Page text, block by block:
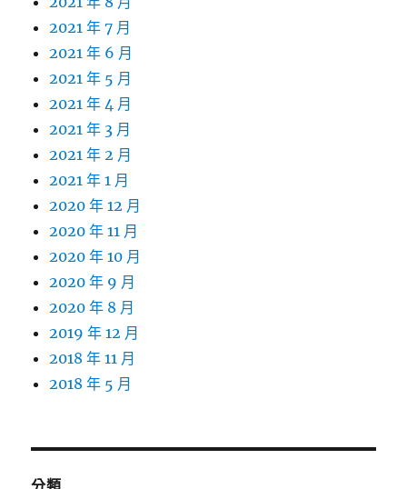
2021 年 7 月
2021 年 6 月
2021 年 5 月
2021 年 4 月
2021 年 3 月
2021 年 2 月
2021 年 1 月
2020 年 12 月
2020 年 11 月
2020 年 10 月
2020 年 9 月
2020 年 8 月
2019 年 12 月
2018 年 11 月
2018 年 5 月